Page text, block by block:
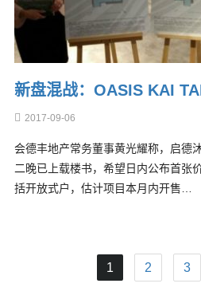
新盘混战：OASIS KAI
2017-09-06
会德丰地产常务董事黄光耀称，启德
二晚已上载楼书，希望日内公布首张
括开放式户，估计项目本月内开售…
1 2 3